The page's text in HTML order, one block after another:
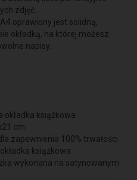
zdjęć.
oprawiony jest solidną,
okładką, na której możesz
napisy.
okładka książkowa
cm
zapewnienia 100% trwałości
książkowa
wykonana na satynowanym